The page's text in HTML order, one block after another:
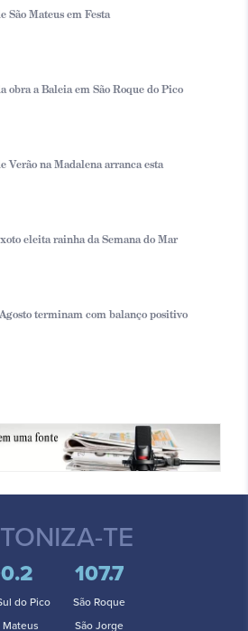
São Mateus em Festa
obra a Baleia em São Roque do Pico
Verão na Madalena arranca esta
eleita rainha da Semana do Mar
terminam com balanço positivo
TE
do Pico
Mateus
107.7
São Roque
São Jorge